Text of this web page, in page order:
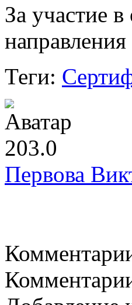
За участие
направления
Теги:
203.0
Первова